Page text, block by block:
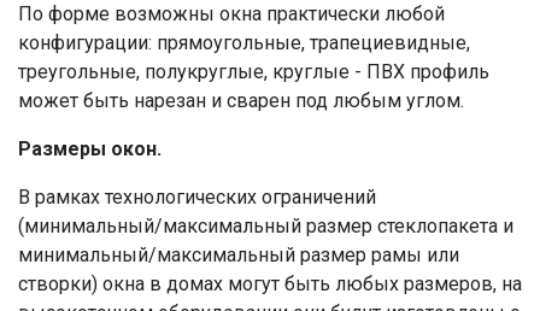
По форме возможны окна практически любой
конфигурации: прямоугольные, трапециевидные,
треугольные, полукруглые, круглые - ПВХ профиль
может быть нарезан и сварен под любым углом.
Размеры окон.
В рамках технологических ограничений
(минимальный/максимальный размер стеклопакета и
минимальный/максимальный размер рамы или
створки) окна в домах могут быть любых размеров, на